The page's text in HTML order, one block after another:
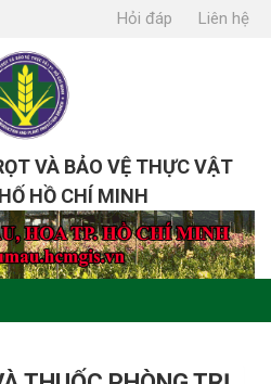
Hỏi đáp Liên hệ
VÀ BẢO VỆ THỰC VẬT
HỒ CHÍ MINH